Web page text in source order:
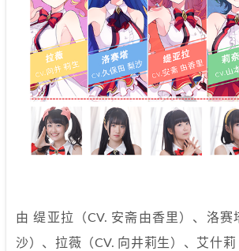
由 缇亚拉（CV. 安斋由香里）、洛赛
沙）、拉薇（CV. 向井莉生）、艾什莉